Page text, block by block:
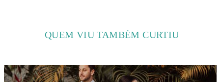
QUEM VIU TAMBÉM CURTIU